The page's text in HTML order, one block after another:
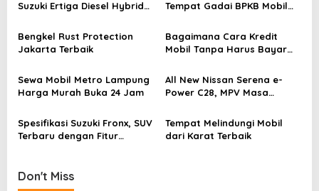
v
i
g
t
o
Suzuki Ertiga Diesel Hybrid
Tempat Gadai BPKB Mobil
Terpercaya
Bengkel Rust Protection
Jakarta Terbaik
Bagaimana Cara Kredit
Mobil Tanpa Harus Bayar
Sewa Mobil Metro Lampung
Harga Murah Buka 24 Jam
All New Nissan Serena e-
Power C28, MPV Masa
Canggih
Spesifikasi Suzuki Fronx, SUV
Terbaru dengan Fitur
Tempat Melindungi Mobil
dari Karat Terbaik
Don't Miss